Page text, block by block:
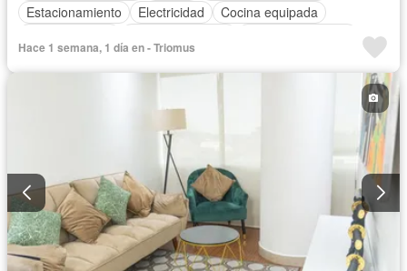
Estacionamiento
Electricidad
Cocina equipada
Agua
Garita de guardianía
Completamente amoblado
Hace 1 semana, 1 día en - Triomus